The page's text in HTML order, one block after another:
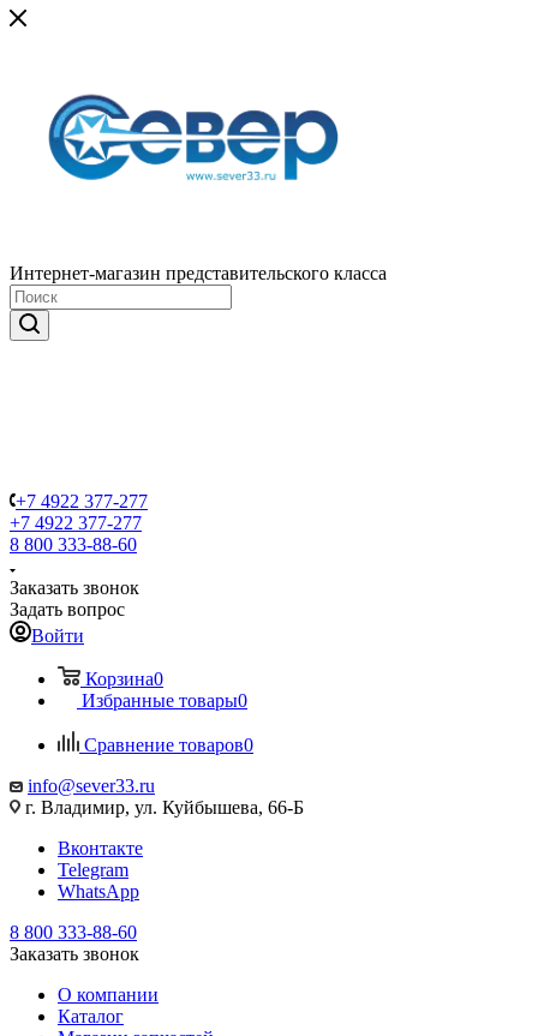
Интернет-магазин представительского класса
+7 4922 377-277
+7 4922 377-277
8 800 333-88-60
Заказать звонок
Задать вопрос
Войти
Корзина0
Избранные товары0
Сравнение товаров0
info@sever33.ru
г. Владимир, ул. Куйбышева, 66-Б
Вконтакте
Telegram
WhatsApp
8 800 333-88-60
Заказать звонок
О компании
Каталог